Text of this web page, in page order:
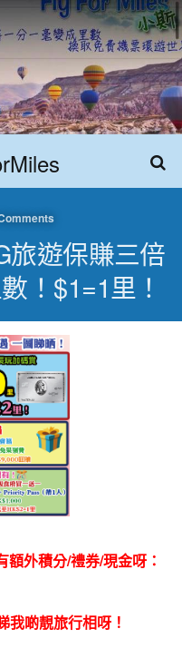
旅遊保賺三倍
！$1=1里！
外積分/禮券/現金呀：
我啲靚旅行相呀！